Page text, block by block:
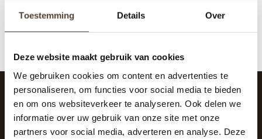
Toestemming Details Over
Deze website maakt gebruik van cookies
We gebruiken cookies om content en advertenties te
personaliseren, om functies voor social media te bieden
en om ons websiteverkeer te analyseren. Ook delen we
informatie over uw gebruik van onze site met onze
partners voor social media, adverteren en analyse. Deze
SCHRIJF JE IN VOOR DE NIEUWSBRIEF
And stay up to date with our latest offers